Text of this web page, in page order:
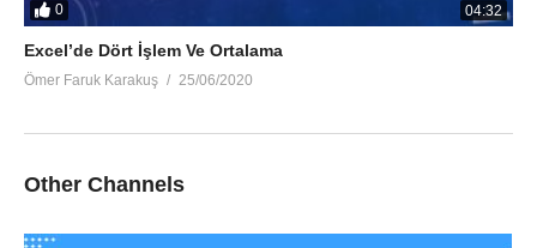
0 04:32
Excel’de Dört İşlem Ve Ortalama
Ömer Faruk Karakuş 25/06/2020
Other Channels